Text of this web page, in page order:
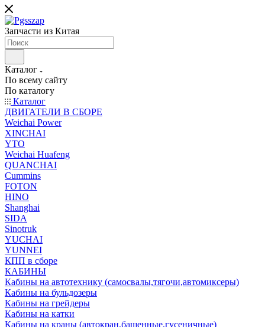
Запчасти из Китая
Каталог
По всему сайту
По каталогу
Каталог
ДВИГАТЕЛИ В СБОРЕ
Weichai Power
XINCHAI
YTO
Weichai Huafeng
QUANCHAI
Cummins
FOTON
HINO
Shanghai
SIDA
Sinotruk
YUCHAI
YUNNEI
КПП в сборе
КАБИНЫ
Кабины на автотехнику (самосвалы,тягочи,автомиксеры)
Кабины на бульдозеры
Кабины на грейдеры
Кабины на катки
Кабины на краны (автокран,башенные,гусеничные)